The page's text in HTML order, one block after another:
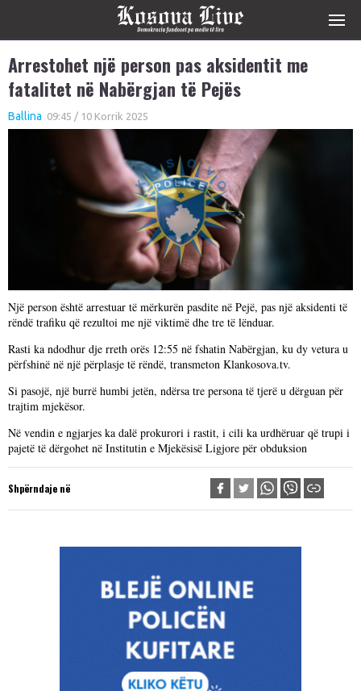
Arrestohet një person pas aksidentit me
fatalitet në Nabërgjan të Pejës
Ballina 09:45 / 10 Korrik 2025
Një person është arrestuar të mërkurën pasdite në Pejë, pas një aksidenti të
rëndë trafiku që rezultoi me një viktimë dhe tre të lënduar.
Rasti ka ndodhur dje rreth orës 12:55 në fshatin Nabërgjan, ku dy vetura u
përfshinë në një përplasje të rëndë, transmeton Klankosova.tv.
Si pasojë, një burrë humbi jetën, ndërsa tre persona të tjerë u dërguan për
trajtim mjekësor.
Në vendin e ngjarjes ka dalë prokurori i rastit, i cili ka urdhëruar që trupi i
pajetë të dërgohet në Institutin e Mjekësisë Ligjore për obduksion
Shpërndaje në